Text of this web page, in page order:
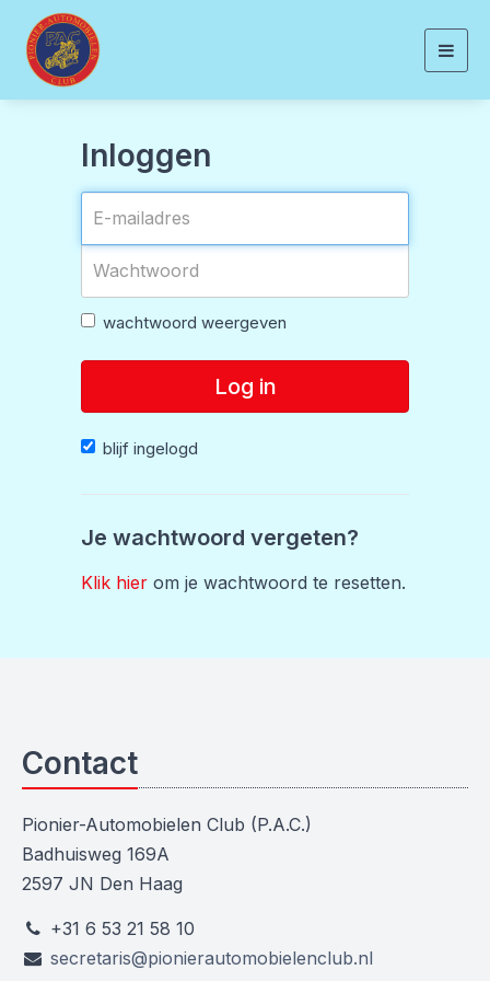
Inloggen
wachtwoord weergeven
Log in
blijf ingelogd
Je wachtwoord vergeten?
Klik hier om je wachtwoord te resetten.
Contact
Pionier-Automobielen Club (P.A.C.)
Badhuisweg 169A
2597 JN Den Haag
+31 6 53 21 58 10
secretaris@pionierautomobielenclub.nl